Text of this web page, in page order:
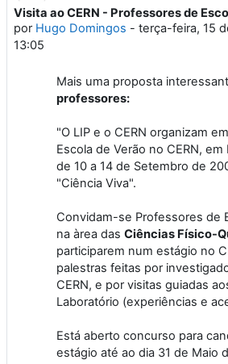
Visita ao CERN - Professores de
por Hugo Domingos - terça-feira, 15
13:05
Número de respostas: 0
Mais uma proposta
professores:
"O LIP e o CERN organizam
Escola de Verão no CERN,
de 10 a 14 de Setembro de
"Ciência Viva".
Convidam-se Professores de
na àrea das Ciências Físico-
participarem num estágio no
palestras feitas por
CERN, e por visitas guiadas
Laboratório (experiências e
Está aberto concurso para
estágio até ao dia 31 de Maio